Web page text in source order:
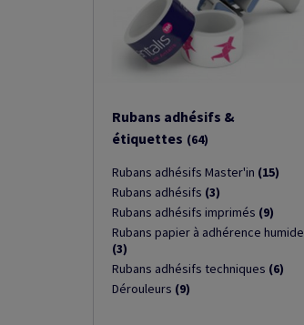
Rubans adhésifs &
étiquettes (64)
Rubans adhésifs Master'in (15)
Rubans adhésifs (3)
Rubans adhésifs imprimés (9)
Rubans papier à adhérence humide
(3)
Rubans adhésifs techniques (6)
Dérouleurs (9)